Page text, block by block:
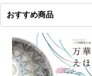
おすすめ商品